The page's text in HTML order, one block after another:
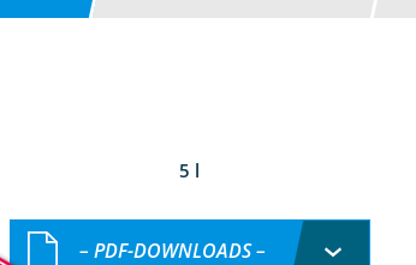
5 l
– PDF-DOWNLOADS –